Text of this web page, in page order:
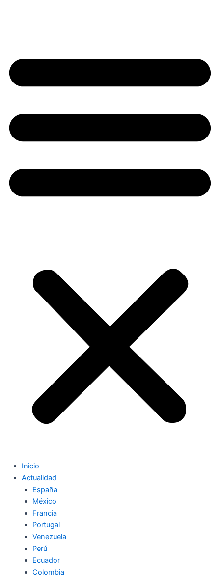
Inicio
Actualidad
España
México
Francia
Portugal
Venezuela
Perú
Ecuador
Colombia